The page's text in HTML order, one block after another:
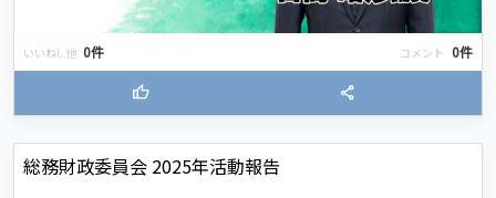
いいね!..他 0件 コメント 0件
thumb_up share
総務財政委員会 2025年活動報告